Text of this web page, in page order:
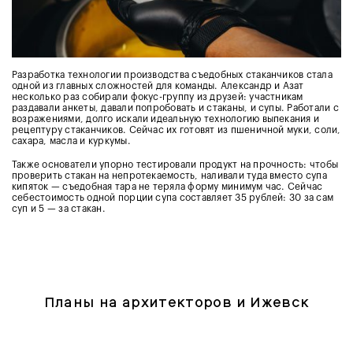
Разработка технологии производства съедобных стаканчиков стала
одной из главных сложностей для команды. Александр и Азат
несколько раз собирали фокус-группу из друзей: участникам
раздавали анкеты, давали попробовать и стаканы, и супы. Работали с
возражениями, долго искали идеальную технологию выпекания и
рецептуру стаканчиков. Сейчас их готовят из пшеничной муки, соли,
сахара, масла и куркумы.
Также основатели упорно тестировали продукт на прочность: чтобы
проверить стакан на непротекаемость, наливали туда вместо супа
кипяток — съедобная тара не теряла форму минимум час. Сейчас
себестоимость одной порции супа составляет 35 рублей: 30 за сам
суп и 5 — за стакан.
Планы на архитекторов и Ижевск